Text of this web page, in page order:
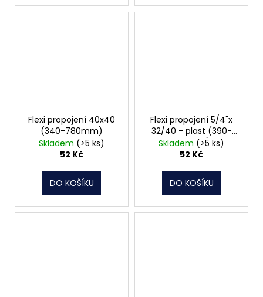
Flexi propojení 40x40
(340-780mm)
Skladem (>5 ks)
52 Kč
DO KOŠÍKU
Flexi propojení 5/4"x
32/40 - plast (390-
830mm)
Skladem (>5 ks)
52 Kč
DO KOŠÍKU